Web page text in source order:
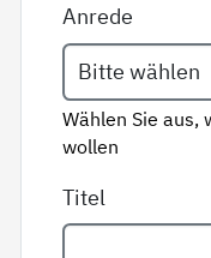
Anrede
Wählen Sie aus,
wollen
Titel